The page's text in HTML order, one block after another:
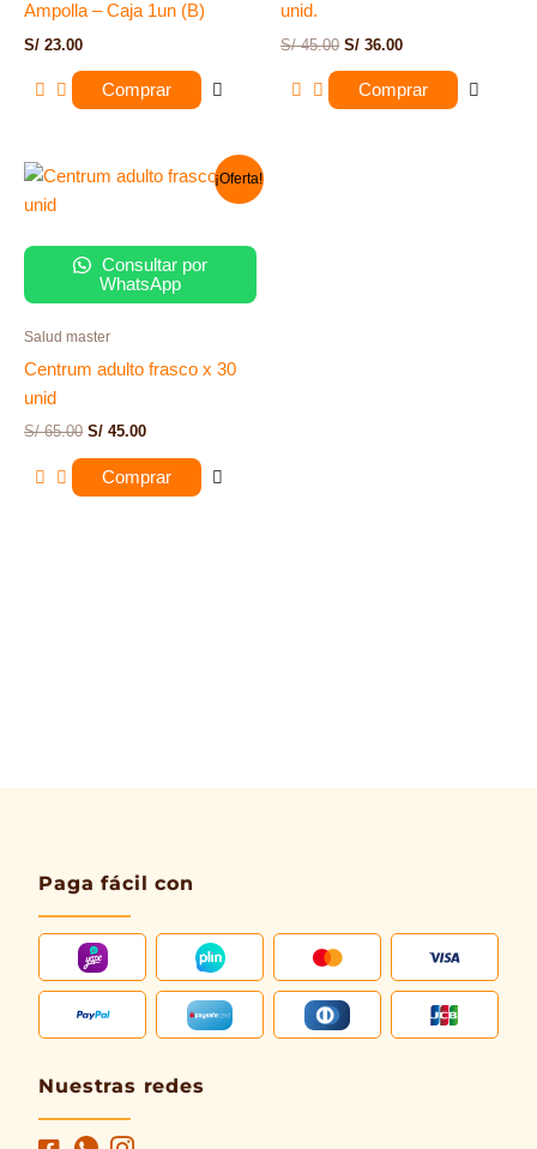
Ampolla – Caja 1un (B)
S/ 23.00
Comprar
unid.
S/45.00 S/ 36.00
Comprar
¡Oferta!
Consultar por
WhatsApp
Salud master
Centrum adulto frasco x 30
unid
S/65.00
El
S/ 45.00
El
Comprar
Paga fácil con
Nuestras redes